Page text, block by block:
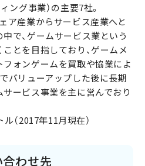
ング事業）の主要7社。
ア産業からサービス産業へと
で、ゲームサービス業という
とを目指しており、ゲームメ
ォンゲームを買取や協業によ
バリューアップした後に長期
ービス事業を主に営んでおり
（2017年11月現在）
わせ先